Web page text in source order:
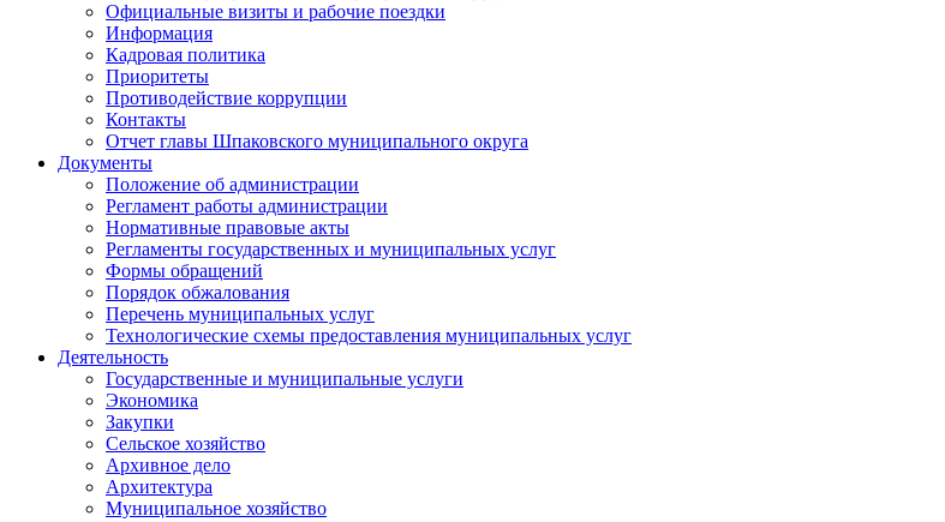
Официальные визиты и рабочие поездки
Информация
Кадровая политика
Приоритеты
Противодействие коррупции
Контакты
Отчет главы Шпаковского муниципального округа
Документы
Положение об администрации
Регламент работы администрации
Нормативные правовые акты
Регламенты государственных и муниципальных услуг
Формы обращений
Порядок обжалования
Перечень муниципальных услуг
Технологические схемы предоставления муниципальных услуг
Деятельность
Государственные и муниципальные услуги
Экономика
Закупки
Сельское хозяйство
Архивное дело
Архитектура
Муниципальное хозяйство